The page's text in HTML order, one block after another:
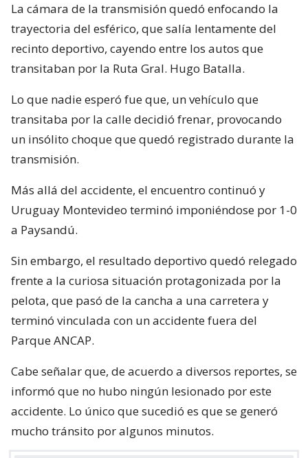
La cámara de la transmisión quedó enfocando la
trayectoria del esférico, que salía lentamente del
recinto deportivo, cayendo entre los autos que
transitaban por la Ruta Gral. Hugo Batalla.
Lo que nadie esperó fue que, un vehículo que
transitaba por la calle decidió frenar, provocando
un insólito choque que quedó registrado durante la
transmisión.
Más allá del accidente, el encuentro continuó y
Uruguay Montevideo terminó imponiéndose por 1-0
a Paysandú.
Sin embargo, el resultado deportivo quedó relegado
frente a la curiosa situación protagonizada por la
pelota, que pasó de la cancha a una carretera y
terminó vinculada con un accidente fuera del
Parque ANCAP.
Cabe señalar que, de acuerdo a diversos reportes, se
informó que no hubo ningún lesionado por este
accidente. Lo único que sucedió es que se generó
mucho tránsito por algunos minutos.